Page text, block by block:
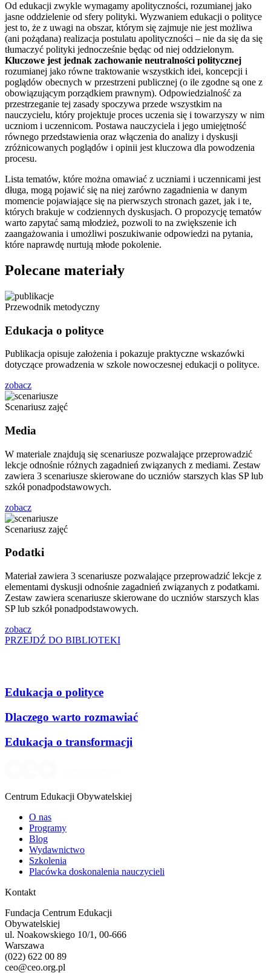
Od edukacji zwykle wymagamy apolityczności, rozumianej jako
jasne oddzielenie od sfery polityki. Wyzwaniem edukacji o polityce
jest to, że z uwagi na obszar, którym się zajmuje nie jest możliwa
(ani pożądana) realizacja postulatu apolityczności – nie da się da się
tłumaczyć polityki jednocześnie będąc od niej oddzielonym.
Kluczowe jest jednak zachowanie neutralności politycznej
rozumianej jako równe traktowanie wszystkich idei, koncepcji i
poglądów obecnych w przestrzeni publicznej (o ile zgodne są one z
obowiązującym porządkiem prawnym). Odpowiedzialność za
przestrzeganie tej zasady spoczywa przede wszystkim na
nauczycielu, który projektuje proces uczenia się i towarzyszy w nim
uczniom i uczennicom. Postawa nauczyciela i jego umiejętność
równego przedstawienia oraz włączenia do analizy i dyskusji
zróżnicowanych poglądów i opinii jest kluczowa dla powodzenia
procesu.
Lista tematów, które można omawiać z uczniami i uczennicami jest
długa, mogą pojawić się na niej zarówno zagadnienia w danym
momencie pojawiające się na pierwszych stronach gazet, jak i te,
których brakuje w codziennych dyskusjach. O propozycję tematów
warto zapytać samą młodzież, pozwoli to na zwiększenie ich
zaangażowania i umożliwi poszukiwanie odpowiedzi na pytania,
które naprawdę nurtują młode pokolenie.
Polecane materiały
Przewodnik metodyczny
Edukacja o polityce
Publikacja opisuje założenia i pokazuje praktyczne wskazówki
dotyczące prowadzenia w szkole nowoczesnej edukacji o polityce.
zobacz
Scenariusz zajęć
Media
W materiale znajdują się scenariusze pozwalające przeprowadzić
lekcje odnośnie różnych zagadnień związanych z mediami. Zestaw
zawiera 3 scenariusze skierowane do uczniów starszych klas SP lub
szkół ponadpodstawowych.
zobacz
Scenariusz zajęć
Podatki
Materiał zawiera 3 scenariusze pozwalające przeprowadzić lekcje z
elementami dyskusji odnośnie zagadnień związanych z podatkami.
Zestaw zawiera scenariusze skierowane do uczniów starszych klas
SP lub szkół ponadpodstawowych.
zobacz
PRZEJDŹ DO BIBLIOTEKI
Edukacja o polityce
Dlaczego warto rozmawiać
Edukacja o transformacji
Centrum Edukacji Obywatelskiej
O nas
Programy
Blog
Wydawnictwo
Szkolenia
Placówka doskonalenia nauczycieli
Kontakt
Fundacja Centrum Edukacji
Obywatelskiej
ul. Noakowskiego 10/1, 00-666
Warszawa
(022) 622 00 89
ceo@ceo.org.pl